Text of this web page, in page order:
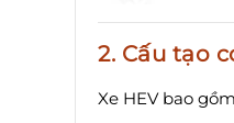
2. Cấu tạo
Xe HEV bao